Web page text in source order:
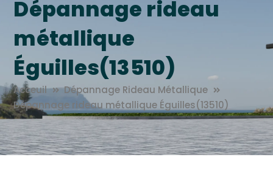
Dépannage rideau
métallique
Éguilles(13510)
Acceuil
Dépannage Rideau Métallique
Dépannage rideau métallique Éguilles(13510)